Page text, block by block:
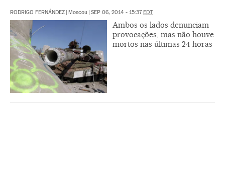
RODRIGO FERNÁNDEZ | Moscou | SEP 06, 2014 - 15:37EDT
Ambos os lados denunciam
provocações, mas não houve
mortos nas últimas 24 horas